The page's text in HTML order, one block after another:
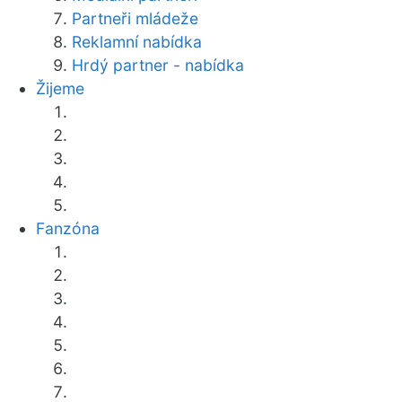
Partneři mládeže
Reklamní nabídka
Hrdý partner - nabídka
Žijeme
Fanzóna